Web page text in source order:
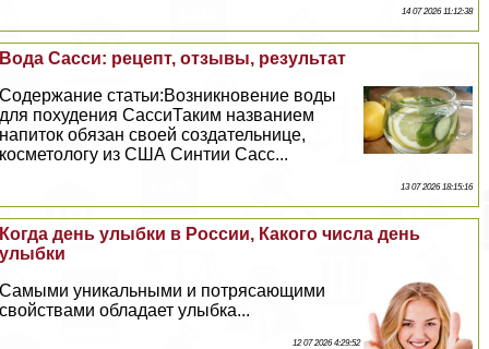
14 07 2026 11:12:38
Вода Сасси: рецепт, отзывы, результат
Содержание статьи:Возникновение воды
для похудения СассиТаким названием
напиток обязан своей создательнице,
косметологу из США Синтии Сасс...
13 07 2026 18:15:16
Когда день улыбки в России, Какого числа день
улыбки
Самыми уникальными и потрясающими
свойствами обладает улыбка...
12 07 2026 4:29:52